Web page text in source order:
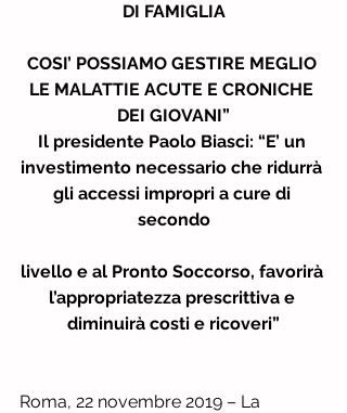
DI FAMIGLIA
COSI’ POSSIAMO GESTIRE MEGLIO
LE MALATTIE ACUTE E CRONICHE
DEI GIOVANI”
Il presidente Paolo Biasci: “E’ un
investimento necessario che ridurrà
gli accessi impropri a cure di
secondo
livello e al Pronto Soccorso, favorirà
l’appropriatezza prescrittiva e
diminuirà costi e ricoveri”
Roma, 22 novembre 2019 – La